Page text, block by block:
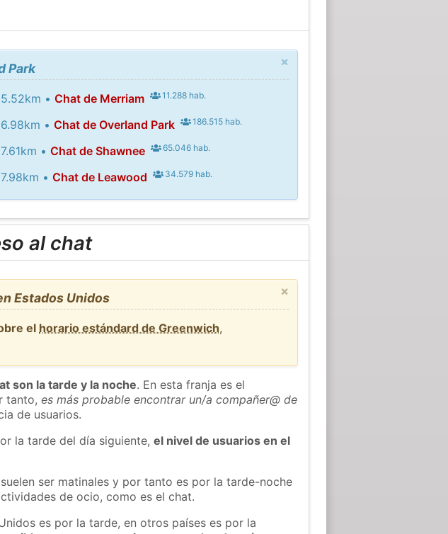
×
Park
5.52km •Chat de Merriam 11.288 hab.
6.98km •Chat de Overland Park 186.515 hab.
7.61km •Chat de Shawnee 65.046 hab.
7.98km •Chat de Leawood 34.579 hab.
al chat
×
Estados Unidos
el horario estándard de Greenwich,
son la tarde y la noche. En esta franja es el
tanto,es más probable encontrar un/a compañer@ de
de usuarios.
la tarde del día siguiente,el nivel de usuarios en el
ser matinales y por tanto es por la tarde-noche
de ocio, como es el chat.
es por la tarde, en otros países es por la